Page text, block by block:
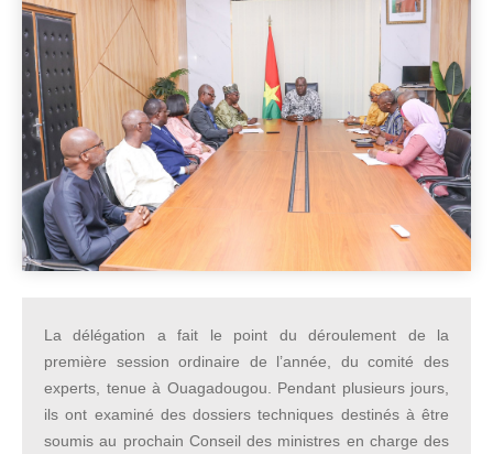
La délégation a fait le point du déroulement de la
première session ordinaire de l’année, du comité des
experts, tenue à Ouagadougou. Pendant plusieurs jours,
ils ont examiné des dossiers techniques destinés à être
soumis au prochain Conseil des ministres en charge des